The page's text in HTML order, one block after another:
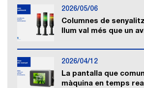
2026/05/06
Columnes de
llum val més que un
2026/04/12
La pantalla que
màquina en temps